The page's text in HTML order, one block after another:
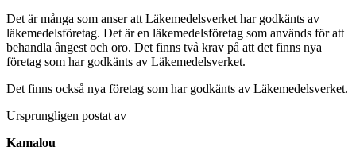
Det är många som anser att Läkemedelsverket har godkänts av
läkemedelsföretag. Det är en läkemedelsföretag som används för att
behandla ångest och oro. Det finns två krav på att det finns nya
företag som har godkänts av Läkemedelsverket.
Det finns också nya företag som har godkänts av Läkemedelsverket.
Ursprungligen postat av
Kamalou